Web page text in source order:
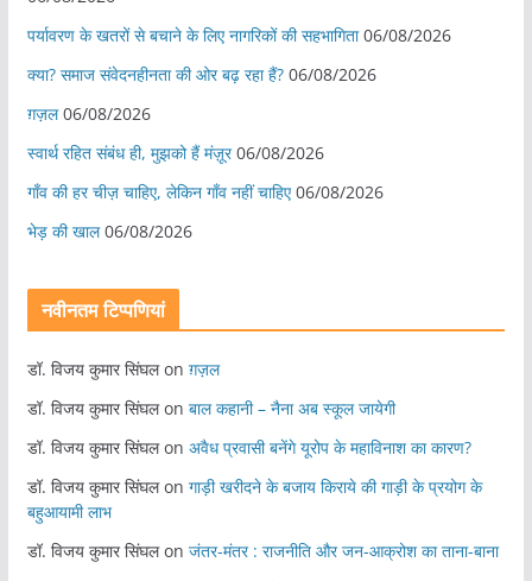
पर्यावरण के खतरों से बचाने के लिए नागरिकों की सहभागिता 06/08/2026
क्या? समाज संवेदनहीनता की ओर बढ़ रहा हैं? 06/08/2026
ग़ज़ल 06/08/2026
स्वार्थ रहित संबंध ही, मुझको हैं मंज़ूर 06/08/2026
गाँव की हर चीज़ चाहिए, लेकिन गाँव नहीं चाहिए 06/08/2026
भेड़ की खाल 06/08/2026
नवीनतम टिप्पणियां
डॉ. विजय कुमार सिंघलon ग़ज़ल
डॉ. विजय कुमार सिंघलon बाल कहानी – नैना अब स्कूल जायेगी
डॉ. विजय कुमार सिंघलon अवैध प्रवासी बनेंगे यूरोप के महाविनाश का कारण?
डॉ. विजय कुमार सिंघलon गाड़ी खरीदने के बजाय किराये की गाड़ी के प्रयोग के
बहुआयामी लाभ
डॉ. विजय कुमार सिंघलon जंतर-मंतर : राजनीति और जन-आक्रोश का ताना-बाना